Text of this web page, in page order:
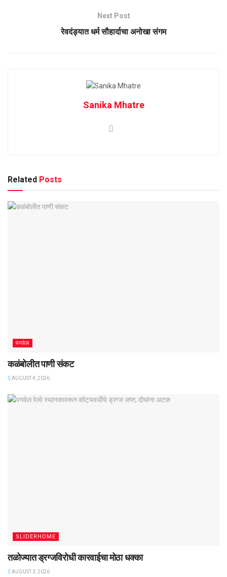
Next Post
रेवदंड्यात धर्म सौहार्दाचा अनोखा संगम
Sanika Mhatre
Related Posts
पनवेल
कळंबोलीत पाणी संकट
AUGUST 4, 2026
SLIDERHOME
तळोज्यात ड्रग्जविरोधी कारवाईचा मोठा धक्का
AUGUST 3, 2026